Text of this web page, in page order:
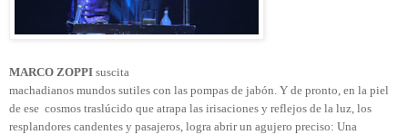
MARCO ZOPPI suscita
machadianos mundos sutiles con las pompas de jabón. Y de pronto, en la piel
de ese cosmos traslúcido que atrapa las irisaciones y reflejos de la luz, los
resplandores candentes y pasajeros, logra abrir un agujero preciso: Una